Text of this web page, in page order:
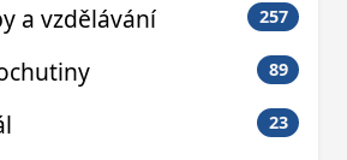
a vzdělávání 257
89
23